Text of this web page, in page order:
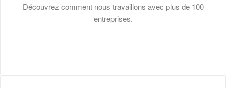
Découvrez comment nous travaillons avec plus de 100
entreprises.